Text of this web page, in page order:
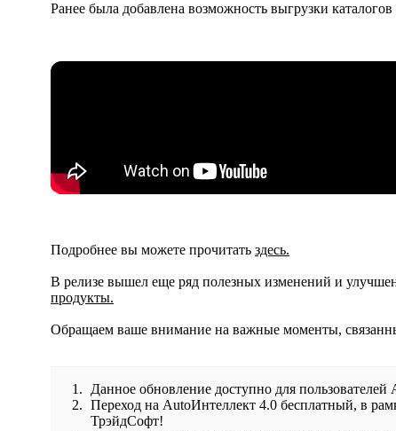
Ранее была добавлена возможность выгрузки
Подробнее вы можете прочитать здесь.
В релизе вышел еще ряд полезных изменений и
продукты.
Обращаем ваше внимание на важные моменты,
Данное обновление доступно для
Переход на AutoИнтеллект 4.0 бесплатный, в
ТрэйдСофт!